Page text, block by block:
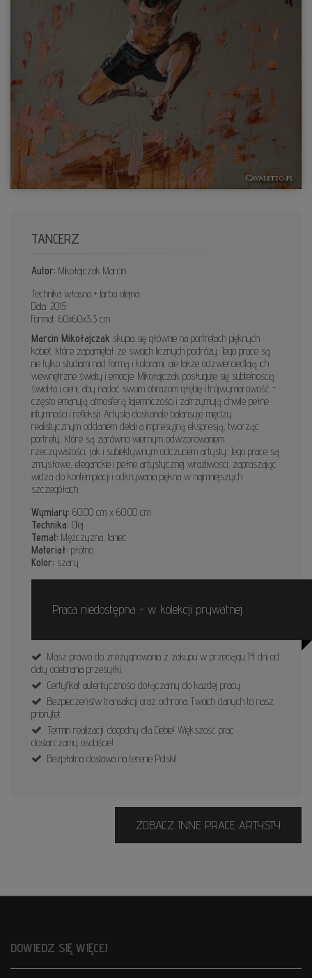
TANCERZ
Autor: Mikołajczak Marcin
Technika własna + farba olejna
Data: 2015
Format: 60x60x3,3 cm
Marcin Mikołajczak skupia się głównie na portretach pięknych
kobiet, które zapamiętał ze swoich licznych podróży. Jego prace są
nie tylko studiami nad formą i kolorami, ale także odzwierciedlają ich
wewnętrzne światy i emocje. Mikołajczak posługuje się subtelnością
światła i cieni, aby nadać swoim obrazom głębię i trójwymiarowość -
często emanują atmosferą tajemniczości i zatrzymują chwile pełne
intymności i refleksji. Artysta doskonale balansuje między
realistycznym oddaniem detali a impresyjną ekspresją, tworząc
portrety, które są zarówno wiernym odwzorowaniem
rzeczywistości, jak i subiektywnym odczuciem artysty. Jego prace są
zmysłowe, eleganckie i pełne artystycznej wrażliwości, zapraszając
widza do kontemplacji i odkrywania piękna w najmniejszych
szczegółach.
Wymiary: 60.00 cm x 60.00 cm
Technika: Olej
Temat: Mężczyzna, taniec
Materiał: płótno
Kolor: szary
Praca niedostępna - w kolekcji prywatnej
Masz prawo do zrezygnowania z zakupu w przeciągu 14 dni od
daty odebrania przesyłki.
Certyfikat autentyczności dołączamy do każdej pracy.
Bezpieczeństw transakcji oraz ochrona Twoich danych to nasz
priorytet.
Termin realizacji: dogodny dla Ciebie! Większość prac
dostarczamy osobiście!
Bezpłatna dostawa na terenie Polski!
ZOBACZ INNE PRACE ARTYSTY
DOWIEDZ SIĘ WIĘCEJ